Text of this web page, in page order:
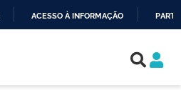
ACESSO À INFORMAÇÃO